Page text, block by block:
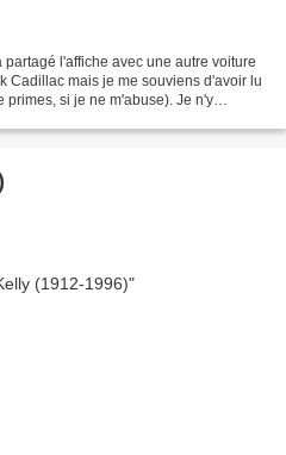
l'affiche avec une autre voiture
Cadillac mais je me souviens d'avoir lu
primes, si je ne m'abuse). Je n'y